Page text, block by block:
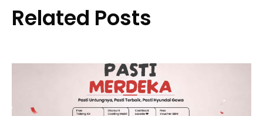
Related Posts